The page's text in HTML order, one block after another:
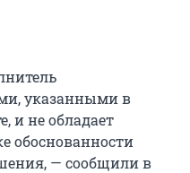
указанными в
и не обладает
обоснованности
— сообщили в